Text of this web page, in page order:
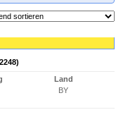
Land
BY